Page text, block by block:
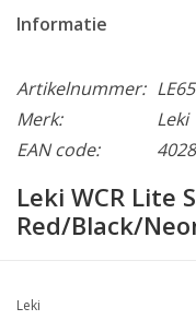
Informatie
Artikelnummer:
Merk:
Leki
EAN code:
Leki WCR Lite
Red/Black/
Leki